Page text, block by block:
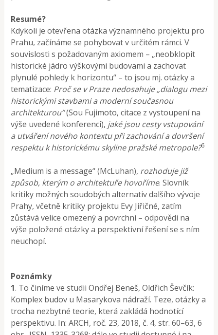
Resumé?
Kdykoli je otevřena otázka významného projektu pro
Prahu, začínáme se pohybovat v určitém rámci. V
souvislosti s požadovaným axiomem – „neobklopit
historické jádro výškovými budovami a zachovat
plynulé pohledy k horizontu“ – to jsou mj. otázky a
tematizace: Proč se v Praze nedosahuje „dialogu mezi
historickými stavbami a moderní současnou
architekturou“(Sou Fujimoto, citace z vystoupení na
výše uvedené konferenci), jaké jsou cesty vstupování
a utváření nového kontextu při zachování a dovršení
respektu k historickému skyline pražské metropole?6
„Medium is a message“ (McLuhan), rozhoduje již
způsob, kterým o architektuře hovoříme. Slovník
kritiky možných soudobých alternativ dalšího vývoje
Prahy, včetně kritiky projektu Evy Jiřičné, zatím
zůstává velice omezený a povrchní – odpovědi na
výše položené otázky a perspektivní řešení se s ním
neuchopí.
Poznámky
1. To činíme ve studii Ondřej Beneš, Oldřich Ševčík:
Komplex budov u Masarykova nádraží. Teze, otázky a
trocha nezbytné teorie, která zakládá hodnotící
perspektivu. In: ARCH, roč. 23, 2018, č. 4, str. 60–63, 6